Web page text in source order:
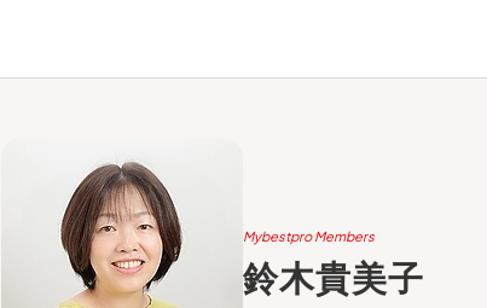
Mybestpro Members
鈴木貴美子